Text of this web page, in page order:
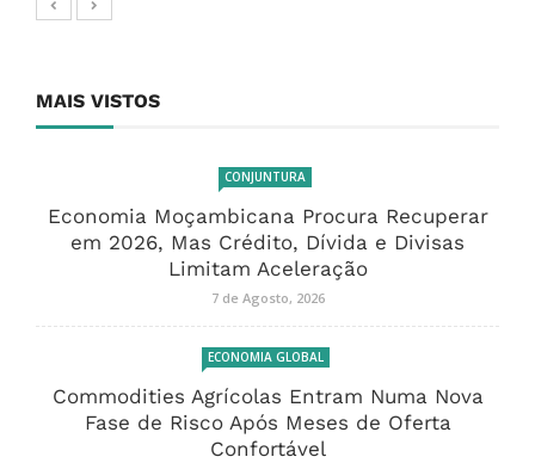
MAIS VISTOS
CONJUNTURA
Economia Moçambicana Procura Recuperar
em 2026, Mas Crédito, Dívida e Divisas
Limitam Aceleração
7 de Agosto, 2026
ECONOMIA GLOBAL
Commodities Agrícolas Entram Numa Nova
Fase de Risco Após Meses de Oferta
Confortável